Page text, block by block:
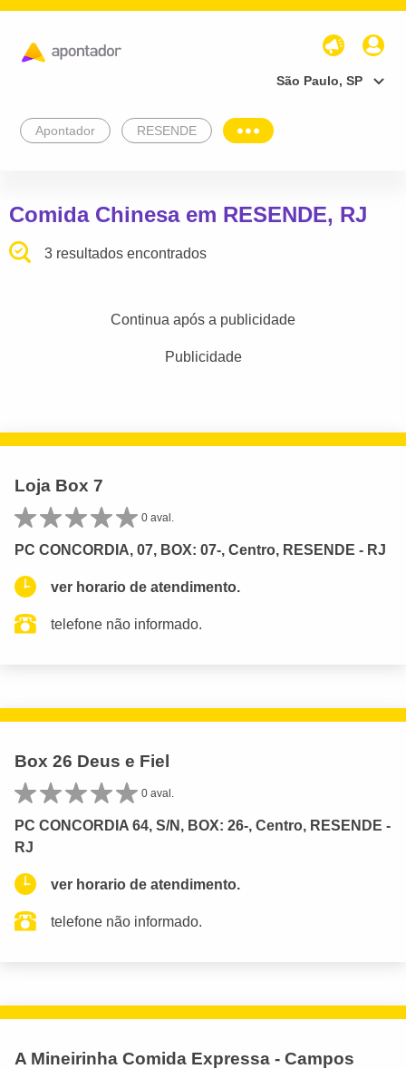
São Paulo, SP
Apontador RESENDE
Comida Chinesa em RESENDE, RJ
3 resultados encontrados
Continua após a publicidade
Publicidade
Loja Box 7
0 aval.
PC CONCORDIA, 07, BOX: 07-, Centro, RESENDE - RJ
ver horario de atendimento.
telefone não informado.
Box 26 Deus e Fiel
0 aval.
PC CONCORDIA 64, S/N, BOX: 26-, Centro, RESENDE -
RJ
ver horario de atendimento.
telefone não informado.
A Mineirinha Comida Expressa - Campos